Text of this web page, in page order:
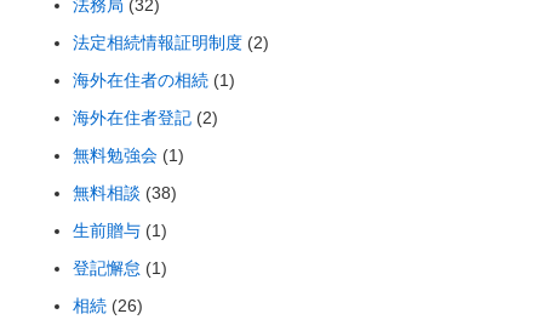
法務局 (32)
法定相続情報証明制度 (2)
海外在住者の相続 (1)
海外在住者登記 (2)
無料勉強会 (1)
無料相談 (38)
生前贈与 (1)
登記懈怠 (1)
相続 (26)